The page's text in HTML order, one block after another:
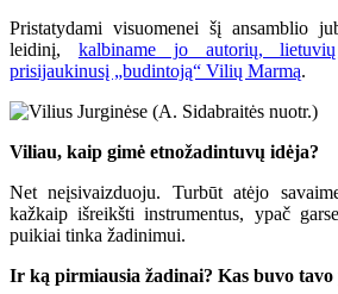
Pristatydami visuomenei šį ansamblio
leidinį, kalbiname jo autorių,
prisijaukinusį „budintoją“ Vilių Marmą.
Viliau, kaip gimė etnožadintuvų idėja?
Net neįsivaizduoju. Turbūt atėjo
kažkaip išreikšti instrumentus, ypač
puikiai tinka žadinimui.
Ir ką pirmiausia žadinai? Kas buvo tavo